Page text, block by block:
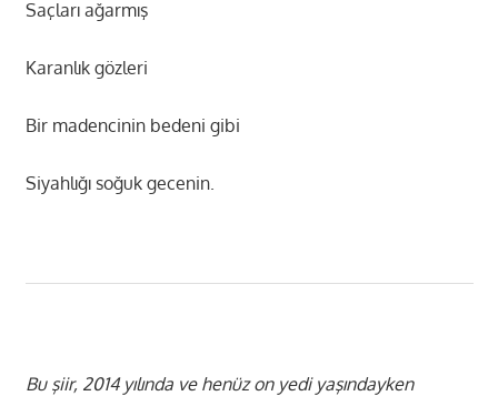
Saçları ağarmış
Karanlık gözleri
Bir madencinin bedeni gibi
Siyahlığı soğuk gecenin.
Bu şiir, 2014 yılında ve henüz on yedi yaşındayken